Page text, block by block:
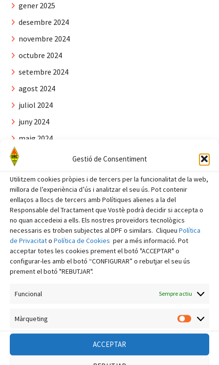
Gestió de Consentiment
Utilitzem cookies pròpies i de tercers per la funcionalitat de la web,
millora de l’experiència d’ús i analitzar el seu ús. Pot contenir
enllaços a llocs de tercers amb Polítiques alienes a la del
Responsable del Tractament que Vostè podrà decidir si accepta o
no quan accedeixi a ells. Els nostres proveïdors tecnològics
necessaris es troben subjectes al DPF o similars. Cliqueu Política
de Privacitato Política de Cookies per a més informació. Pot
acceptar totes les cookies prement el botó "ACCEPTAR" o
configurar-les amb el botó “CONFIGURAR” o rebutjar el seu ús
prement el botó "REBUTJAR".
Funcional Sempre actiu
Màrqueting
ACCEPTAR
gener 2025
desembre 2024
novembre 2024
octubre 2024
setembre 2024
agost 2024
juliol 2024
juny 2024
maig 2024
abril 2024
febrer 2024
gener 2024
desembre 2023
novembre 2023
octubre 2023
setembre 2023
juny 2023
abril 2023